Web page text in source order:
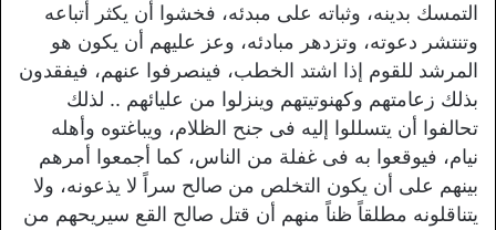
التمسك بدينه، وثباته على مبدئه، فخشوا أن يكثر أتباعه
وتنتشر دعوته، وتزدهر مبادئه، وعز عليهم أن يكون هو
المرشد للقوم إذا اشتد الخطب، فينصرفوا عنهم، فيفقدون
بذلك زعامتهم وكهنوتيتهم وينزلوا من عليائهم .. لذلك
تحالفوا أن يتسللوا إليه فى جنح الظلام، ويباغتوه وأهله
نيام، فيوقعوا به فى غفلة من الناس، كما أجمعوا أمرهم
بينهم على أن يكون التخلص من صالح سراً لا يذعونه، ولا
يتناقلونه مطلقاً ظناً منهم أن قتل صالح القع سيريحهم من